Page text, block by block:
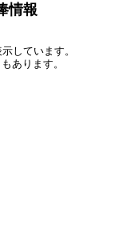
情報
しています。
あります。